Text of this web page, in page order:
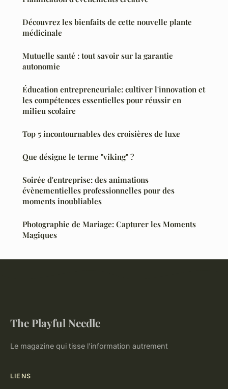
Découvrez les bienfaits de cette nouvelle plante
médicinale
Mutuelle santé : tout savoir sur la garantie
autonomie
Éducation entrepreneuriale: cultiver l'innovation et
les compétences essentielles pour réussir en
milieu scolaire
Top 5 incontournables des croisières de luxe
Que désigne le terme "viking" ?
Soirée d'entreprise: des animations
évènementielles professionnelles pour des
moments inoubliables
Photographie de Mariage: Capturer les Moments
Magiques
The Playful Needle
Le magazine qui tisse l'information autrement
LIENS